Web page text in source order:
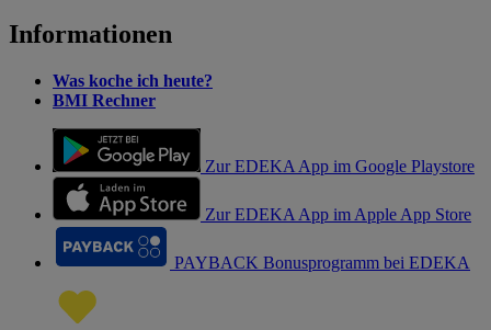
Informationen
Was koche ich heute?
BMI Rechner
Zur EDEKA App im Google Playstore
Zur EDEKA App im Apple App Store
PAYBACK Bonusprogramm bei EDEKA